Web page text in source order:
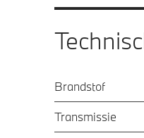
Brandstof
Transmissie